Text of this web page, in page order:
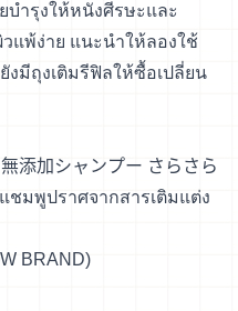
บำรุงให้หนังศีรษะและ
แพ้ง่าย แนะนำให้ลองใช้
มีถุงเติมรีฟิลให้ซื้อเปลี่ยน
添加シャンプー さらさら
ชมพูปราศจากสารเติมแต่ง
BRAND)